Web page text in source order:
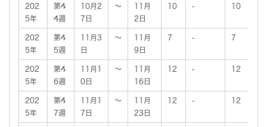
202
5年
第4
4週
10月2
7日
～
11月
2日
10 - 10
202
5年
第4
5週
11月3
日
～
11月
9日
7 - 7
202
5年
第4
6週
11月1
0日
～
11月
16日
12 - 12
202
5年
第4
7週
11月1
7日
～
11月
23日
12 - 12